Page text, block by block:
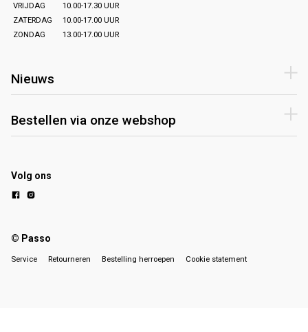
VRIJDAG
10.00-17.30 UUR
ZATERDAG
10.00-17.00 UUR
ZONDAG
13.00-17.00 UUR
Nieuws
Bestellen via onze webshop
Volg ons
© Passo
Service Retourneren Bestelling herroepen Cookie statement